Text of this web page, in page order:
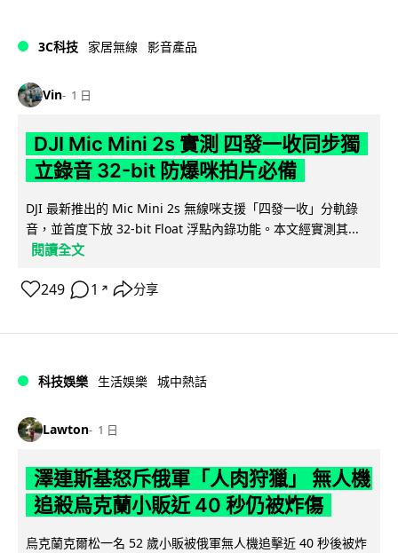
3C科技 家居無線 影音產品
Vin 1 日
DJI Mic Mini 2s 實測 四發一收同步獨
立錄音 32-bit 防爆咪拍片必備
DJI 最新推出的 Mic Mini 2s 無線咪支援「四發一收」分軌錄
音，並首度下放 32-bit Float 浮點內錄功能。本文經實測其...
閱讀全文
249 1 ↗ 分享
科技娛樂 生活娛樂 城中熱話
Lawton 1 日
澤連斯基怒斥俄軍「人肉狩獵」 無人機
追殺烏克蘭小販近 40 秒仍被炸傷
烏克蘭克爾松一名 52 歲小販被俄軍無人機追擊近 40 秒後被炸